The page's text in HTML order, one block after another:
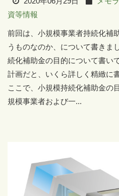
資等情報
前回は、小規模事業者持続化補
うものなのか、について書きま
続化補助金の目的について書い
計画だと、いくら詳しく精緻に
ここで、小規模持続化補助金の
規模事業者および一...